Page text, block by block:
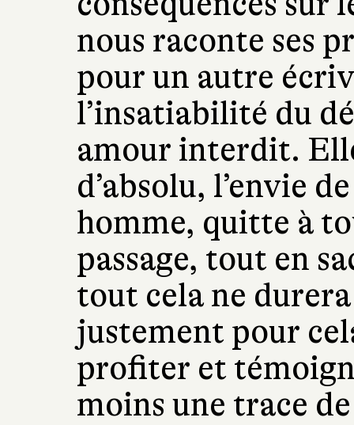
nous raconte ses
pour un autre
l’insatiabilité du
amour interdit.
d’absolu, l’envie
homme, quitte à
passage, tout en
tout cela ne
justement pour
profiter et
moins une trace